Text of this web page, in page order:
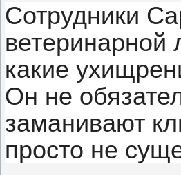
Сотрудники
ветеринарной
какие
Он не
заманивают
просто не